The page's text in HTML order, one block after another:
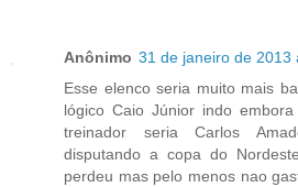
Anônimo 31 de janeiro de 2013
Esse elenco seria muito mais
lógico Caio Júnior indo
treinador seria Carlos
disputando a copa do
perdeu mas pelo menos nao